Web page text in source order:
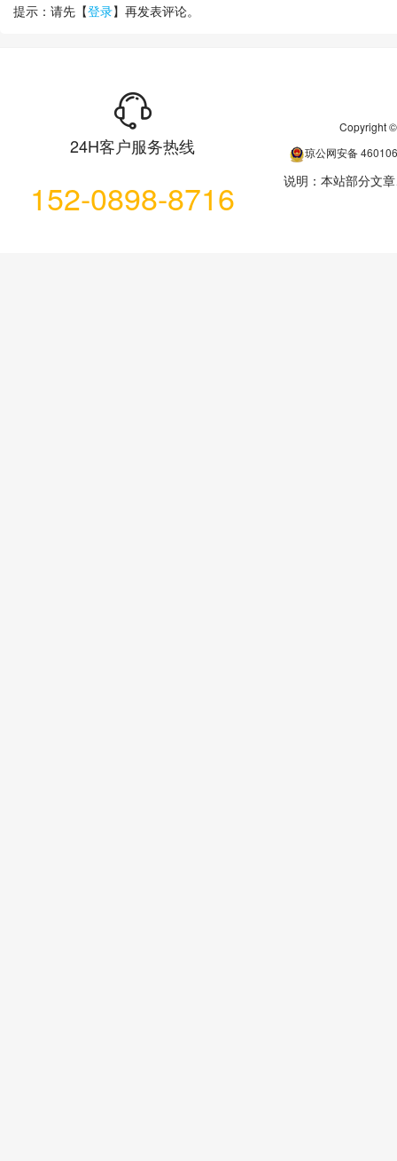
提示：请先【登录】再发表评论。
24H客户服务热线
152-0898-8716
Copyright
琼公网安备
说明：本站部分文